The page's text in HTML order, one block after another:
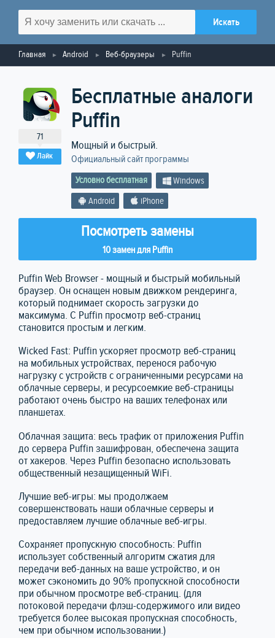
Главная Android Веб-браузеры Puffin
71
Лайк
Бесплатные аналоги
Puffin
Мощный и быстрый.
Официальный сайт программы
Условно бесплатная
Windows
Android
iPhone
Посмотреть замены
10 замен для Puffin
Puffin Web Browser - мощный и быстрый мобильный
браузер. Он оснащен новым движком рендеринга,
который поднимает скорость загрузки до
максимума. С Puffin просмотр веб-страниц
становится простым и легким.
Wicked Fast: Puffin ускоряет просмотр веб-страниц
на мобильных устройствах, перенося рабочую
нагрузку с устройств с ограниченными ресурсами на
облачные серверы, и ресурсоемкие веб-страницы
работают очень быстро на ваших телефонах или
планшетах.
Облачная защита: весь трафик от приложения Puffin
до сервера Puffin зашифрован, обеспечена защита
от хакеров. Через Puffin безопасно использовать
общественный незащищенный WiFi.
Лучшие веб-игры: мы продолжаем
совершенствовать наши облачные серверы и
предоставляем лучшие облачные веб-игры.
Сохраняет пропускную способность: Puffin
использует собственный алгоритм сжатия для
передачи веб-данных на ваше устройство, и он
может сэкономить до 90% пропускной способности
при обычном просмотре веб-страниц. (для
потоковой передачи флэш-содержимого или видео
требуется более высокая пропускная способность,
чем при обычном использовании.)